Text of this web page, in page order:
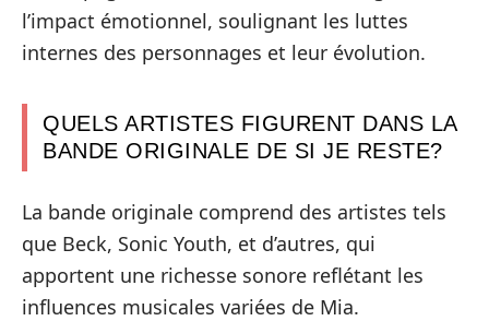
l’impact émotionnel, soulignant les luttes
internes des personnages et leur évolution.
QUELS ARTISTES FIGURENT DANS LA
BANDE ORIGINALE DE SI JE RESTE?
La bande originale comprend des artistes tels
que Beck, Sonic Youth, et d’autres, qui
apportent une richesse sonore reflétant les
influences musicales variées de Mia.